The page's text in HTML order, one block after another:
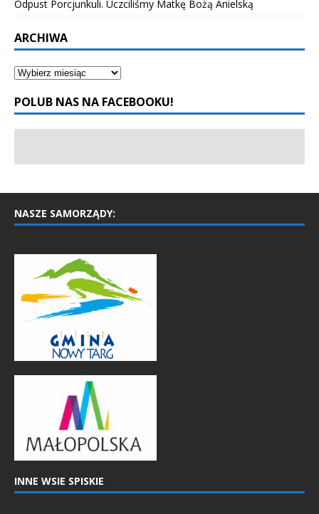
Odpust Porcjunkuli. Uczciliśmy Matkę Bożą Anielską
ARCHIWA
POLUB NAS NA FACEBOOKU!
NASZE SAMORZĄDY:
INNE WSIE SPISKIE